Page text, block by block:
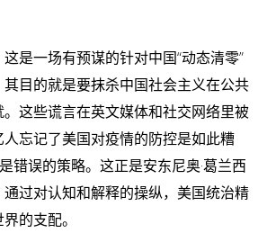
是一场有预谋的针对中国“动态清零”
目的就是要抹杀中国社会主义在公共
这些谎言在英文媒体和社交网络里被
忘记了美国对疫情的防控是如此糟
错误的策略。这正是安东尼奥·葛兰西
过对认知和解释的操纵，美国统治精
的支配。